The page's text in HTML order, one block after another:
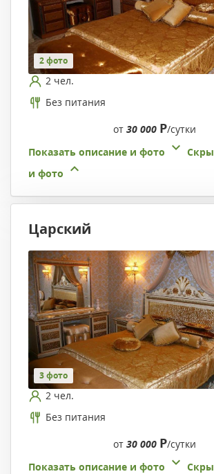
2 фото
2 чел.
Без питания
от 30 000 Р/сутки
Показать описание и фото
и фото
Царский
3 фото
2 чел.
Без питания
от 30 000 Р/сутки
Показать описание и фото